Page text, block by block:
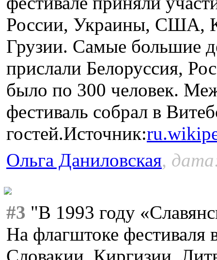
России, Украины, США,
Грузии. Самые большие
прислали Белоруссия,
было по 300 человек.
фестиваль собрал в
гостей.Источник:
Ольга Даниловская,
#3 "В 1993 году
На флагштоке фестиваля
Словакии, Киргизии,